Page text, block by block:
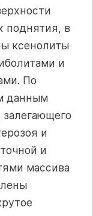
поднятия, в
ксенолиты
и
По
данным
и
и
массива